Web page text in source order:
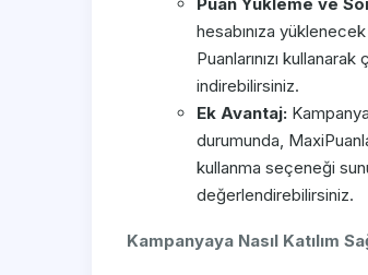
Puan Yükleme ve
hesabınıza
Puanlarınızı
indirebilirsiniz.
Ek Avantaj:
durumunda,
kullanma seçeneği
değerlendirebilirsiniz.
Kampanyaya Nasıl Katılım